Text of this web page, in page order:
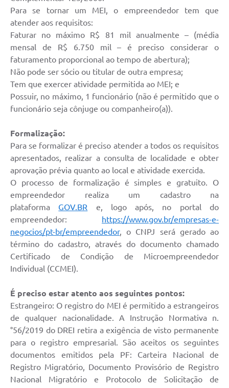
Para se tornar um MEI, o empreendedor tem que
atender aos requisitos:
Faturar no máximo R$ 81 mil anualmente – (média
mensal de R$ 6.750 mil – é preciso considerar o
faturamento proporcional ao tempo de abertura);
Não pode ser sócio ou titular de outra empresa;
Tem que exercer atividade permitida ao MEI; e
Possuir, no máximo, 1 funcionário (não é permitido que o
funcionário seja cônjuge ou companheiro(a)).
Formalização:
Para se formalizar é preciso atender a todos os requisitos
apresentados, realizar a consulta de localidade e obter
aprovação prévia quanto ao local e atividade exercida.
O processo de formalização é simples e gratuito. O
empreendedor realiza um cadastro na
plataforma GOV.BR e, logo após, no portal do
empreendedor: https://www.gov.br/empresas-e-
negocios/pt-br/empreendedor, o CNPJ será gerado ao
término do cadastro, através do documento chamado
Certificado de Condição de Microempreendedor
Individual (CCMEI).
É preciso estar atento aos seguintes pontos:
Estrangeiro: O registro do MEI é permitido a estrangeiros
de qualquer nacionalidade. A Instrução Normativa n.
°56/2019 do DREI retira a exigência de visto permanente
para o registro empresarial. São aceitos os seguintes
documentos emitidos pela PF: Carteira Nacional de
Registro Migratório, Documento Provisório de Registro
Nacional Migratório e Protocolo de Solicitação de